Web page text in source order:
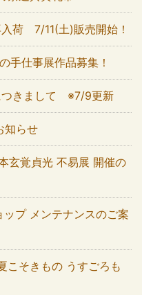
入荷 7/11(土)販売開始！
手仕事展作品募集！
つきまして ※7/9更新
知らせ
玄覚貞光 不易展 開催の
ップ メンテナンスのご案
こそきもの うすごろも